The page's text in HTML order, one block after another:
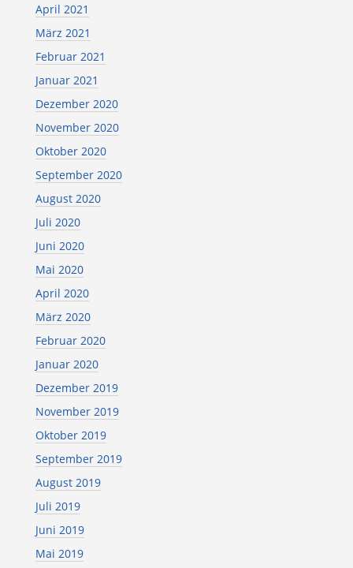
April 2021
März 2021
Februar 2021
Januar 2021
Dezember 2020
November 2020
Oktober 2020
September 2020
August 2020
Juli 2020
Juni 2020
Mai 2020
April 2020
März 2020
Februar 2020
Januar 2020
Dezember 2019
November 2019
Oktober 2019
September 2019
August 2019
Juli 2019
Juni 2019
Mai 2019